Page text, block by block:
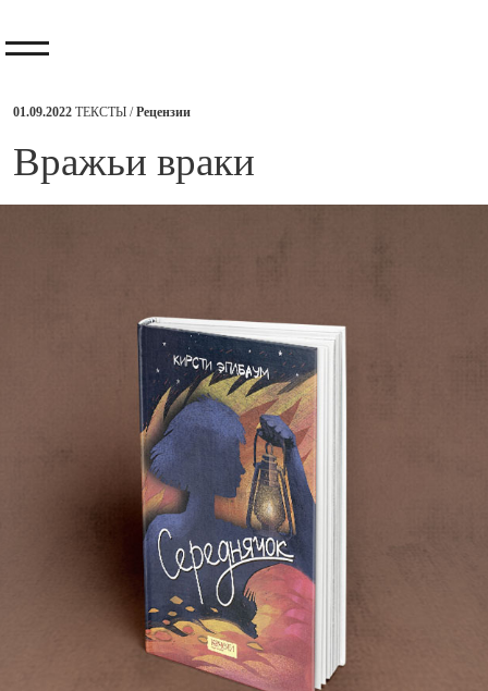
01.09.2022 ТЕКСТЫ /Рецензии
​Вражьи враки